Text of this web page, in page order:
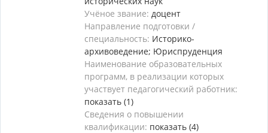
Учёное звание: доцент
Направление подготовки /
специальность: Историко-
архивоведение; Юриспруденция
Наименование образовательных
программ, в реализации которых
участвует педагогический работник:
показать (1)
Сведения о повышении
квалификации: показать (4)